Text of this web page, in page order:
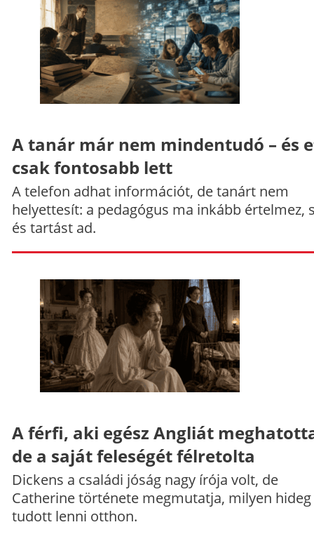
A tanár már nem mindentudó – és
csak fontosabb lett
A telefon adhat információt, de tanárt nem
helyettesít: a pedagógus ma inkább értelmez,
és tartást ad.
A férfi, aki egész Angliát
de a saját feleségét félretolta
Dickens a családi jóság nagy írója volt, de
Catherine története megmutatja, milyen hideg
tudott lenni otthon.